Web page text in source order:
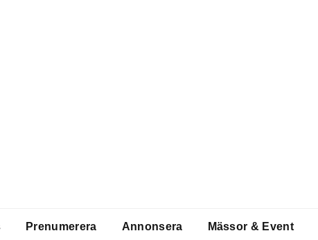
Prenumerera Annonsera Mässor & Event